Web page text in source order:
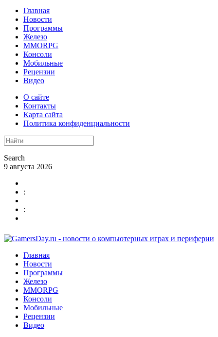
Главная
Новости
Программы
Железо
MMORPG
Консоли
Мобильные
Рецензии
Видео
О сайте
Контакты
Карта сайта
Политика конфиденциальности
Search
9 августа 2026
:
:
Главная
Новости
Программы
Железо
MMORPG
Консоли
Мобильные
Рецензии
Видео